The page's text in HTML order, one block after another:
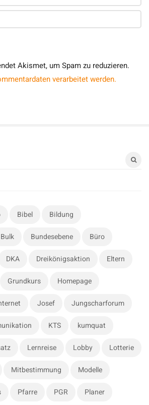
Akismet, um Spam zu reduzieren.
verarbeitet werden.
Bibel Bildung
Bulk Bundesebene Büro
DKA Dreikönigsaktion Eltern
Grundkurs Homepage
Josef Jungscharforum
KTS kumquat
Lernreise Lobby Lotterie
Mitbestimmung Modelle
Pfarre PGR Planer